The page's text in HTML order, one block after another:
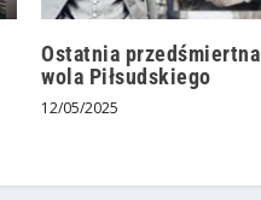
Ostatnia przedśmiertna
wola Piłsudskiego
12/05/2025